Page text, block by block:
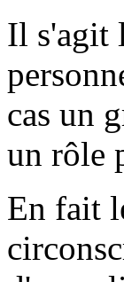
Il s'agit
cas un
un rôle
En fait